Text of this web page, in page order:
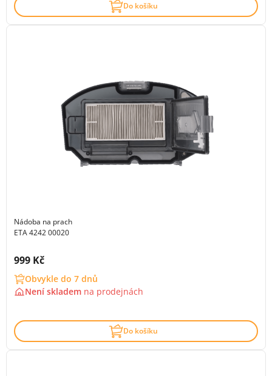
Do košíku
Nádoba na prach
ETA 4242 00020
Cena s DPH:
999 Kč
Obvykle do 7 dnů
Není skladem na prodejnách
Do košíku